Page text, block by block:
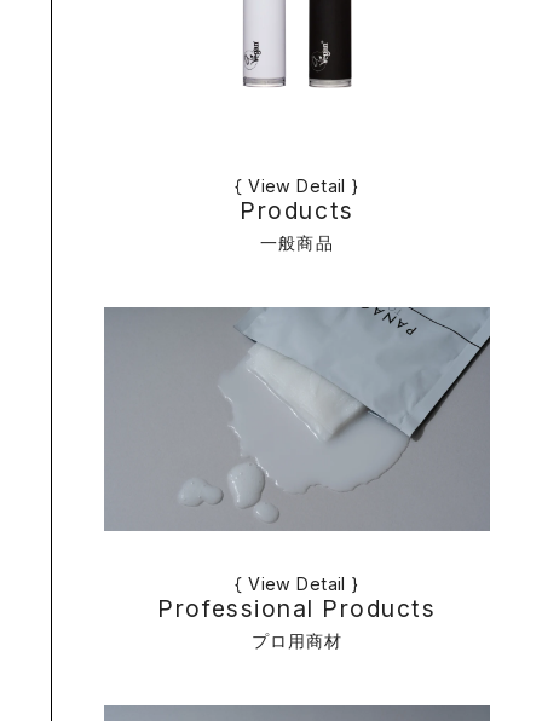
Professional Products
プロ用商材
Products
一般商品
{ View Detail }
{ View Detail }